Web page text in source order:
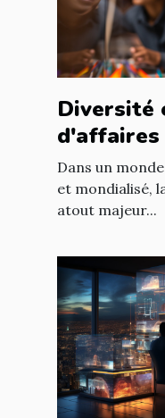
Diversité
d'affaires
équipe
stimuler
Dans un
et mondialisé,
atout majeur...